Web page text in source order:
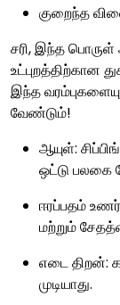
குறைந்த
சரி, இந்த
உட்புறத்திற்கான
இந்த
வேண்டும்!
ஆயுள்:
ஒட்டு பலகை
ஈரப்பதம்
மற்றும்
எடை திறன்:
முடியாது.